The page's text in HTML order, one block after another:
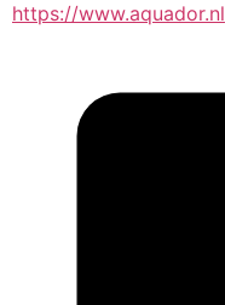
https://www.aquador.nl